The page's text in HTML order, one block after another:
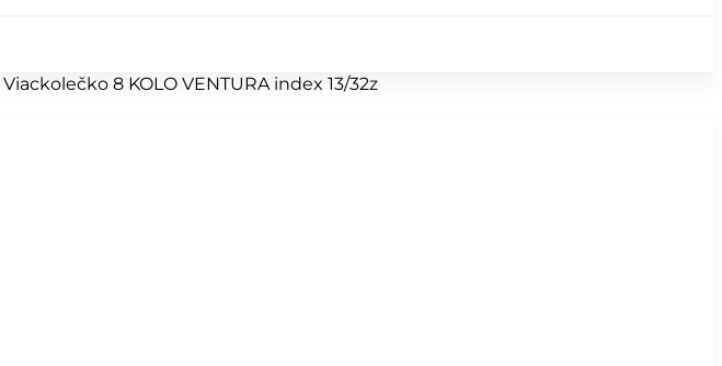
Viackolečko 8 KOLO VENTURA index 13/32z